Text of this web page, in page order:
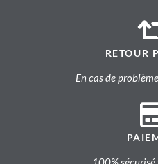
RETOUR
En cas de